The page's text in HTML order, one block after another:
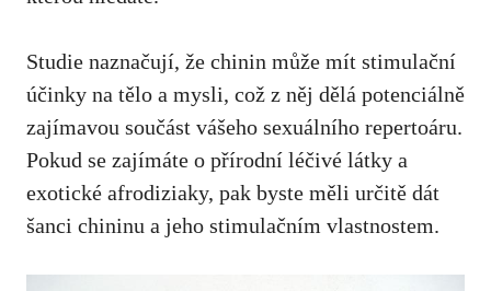
Studie naznačují, že chinin může mít stimulační
účinky na tělo a mysli, což z něj dělá potenciálně
zajímavou součást vášeho sexuálního repertoáru.
Pokud se zajímáte o přírodní léčivé látky a
exotické afrodiziaky, pak byste měli určitě dát
šanci chininu a jeho stimulačním vlastnostem.